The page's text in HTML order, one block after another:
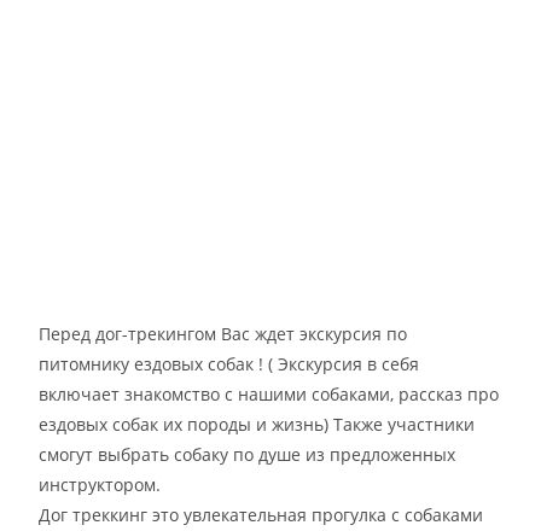
Перед дог-трекингом Вас ждет экскурсия по
питомнику ездовых собак ! ( Экскурсия в себя
включает знакомство с нашими собаками, рассказ про
ездовых собак их породы и жизнь) Также участники
смогут выбрать собаку по душе из предложенных
инструктором.
Дог треккинг это увлекательная прогулка с собаками